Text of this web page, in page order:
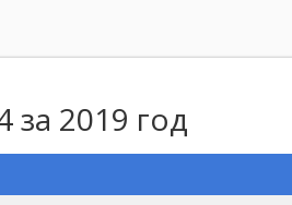
2019 год